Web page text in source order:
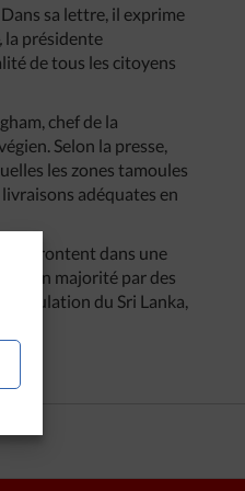
sa lettre, il exprime
la présidente
de tous les citoyens
chef de la
Selon la presse,
les zones tamoules
adéquates en
s’affrontent dans une
en majorité par des
population du Sri Lanka,